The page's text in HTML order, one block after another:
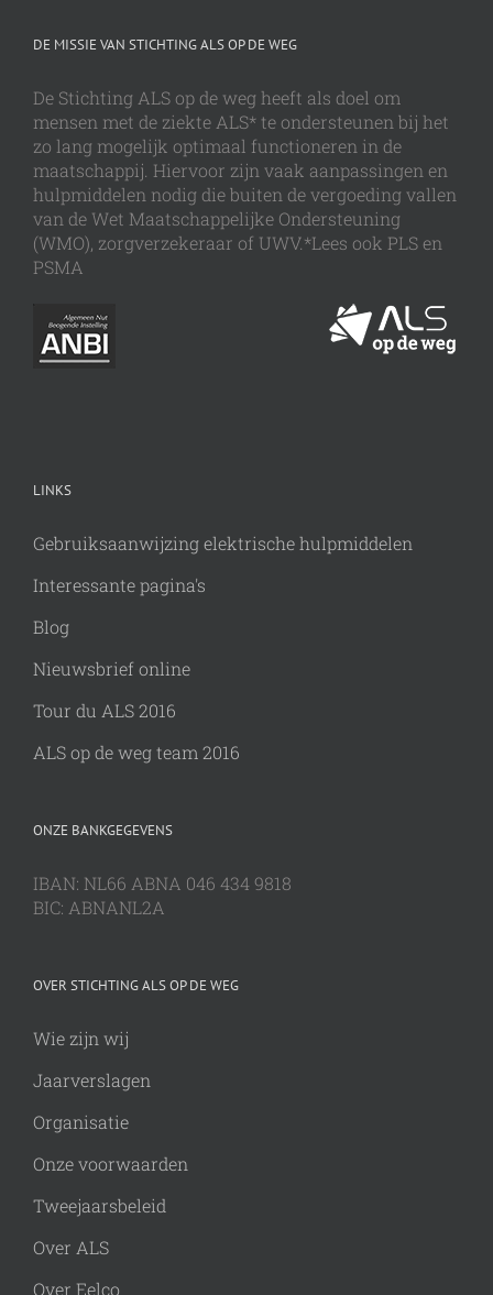
DE MISSIE VAN STICHTING ALS OP DE WEG
De Stichting ALS op de weg heeft als doel om
mensen met de ziekte ALS* te ondersteunen bij het
zo lang mogelijk optimaal functioneren in de
maatschappij. Hiervoor zijn vaak aanpassingen en
hulpmiddelen nodig die buiten de vergoeding vallen
van de Wet Maatschappelijke Ondersteuning
(WMO), zorgverzekeraar of UWV.*Lees ook PLS en
PSMA
LINKS
Gebruiksaanwijzing elektrische hulpmiddelen
Interessante pagina's
Blog
Nieuwsbrief online
Tour du ALS 2016
ALS op de weg team 2016
ONZE BANKGEGEVENS
IBAN: NL66 ABNA 046 434 9818
BIC: ABNANL2A
OVER STICHTING ALS OP DE WEG
Wie zijn wij
Jaarverslagen
Organisatie
Onze voorwaarden
Tweejaarsbeleid
Over ALS
Over Eelco